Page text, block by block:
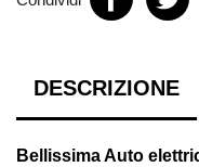
DESCRIZIONE
BellissimaAuto